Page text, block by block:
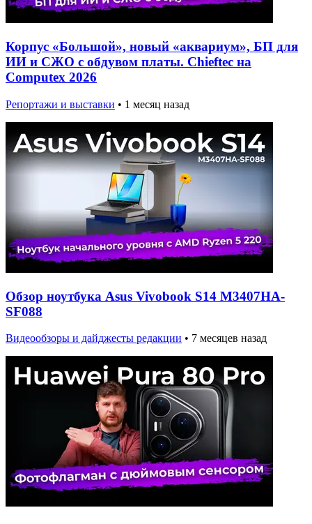
Корпус «Большой», новый «аквариум», БП для
ИИ и СЖО с обдувом платы. Chieftec на
Computex 2026
Репортажи и выставки • 1 месяц назад
Обзор ноутбука Asus Vivobook S14 M3407HA-
SF088
Видеообзоры и дайджесты редакции • 7 месяцев назад